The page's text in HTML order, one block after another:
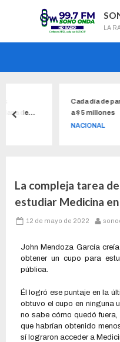
LA
Cada día de
a $ 5 millones
NACIONAL
La compleja tarea
estudiar Medicina
12 de mayo de 2022
John Mendoza García
obtener un cupo para
pública.
Él logró ese puntaje en la
obtuvo el cupo en ninguna
no sabe cómo quedó
que habrían obtenido
sí lograron acceder a